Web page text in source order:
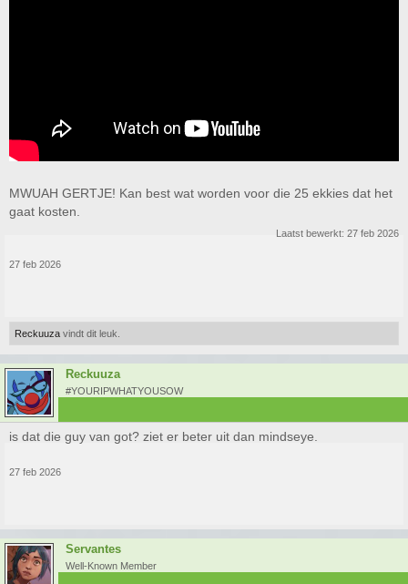
MWUAH GERTJE! Kan best wat worden voor die 25 ekkies dat het
gaat kosten.
Laatst bewerkt: 27 feb 2026
27 feb 2026
Reckuuza vindt dit leuk.
Reckuuza
#YOURIPWHATYOUSOW
is dat die guy van got? ziet er beter uit dan mindseye.
27 feb 2026
Servantes
Well-Known Member